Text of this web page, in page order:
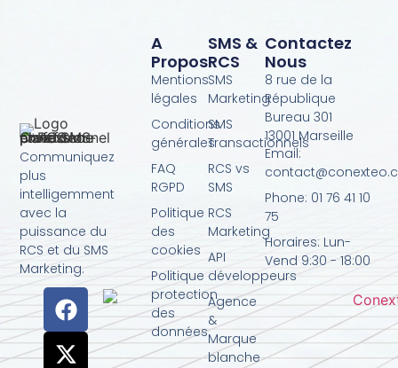
Communiquez
plus
intelligemment
avec la
puissance du
RCS et du SMS
Marketing.
SMS &
RCS
SMS
Marketing
SMS
Transactionnels
RCS vs
SMS
RCS
Marketing
API
développeurs
Agence
&
Marque
blanche
A
Propos
Mentions
légales
Conditions
générales
FAQ
RGPD
Politique
des
cookies
Politique
protection
des
données
Contactez
Nous
8 rue de la
République
Bureau 301
13001 Marseille
Email:
Phone: 01 76 41 10
75
Horaires: Lun-
Vend 9:30 - 18:00